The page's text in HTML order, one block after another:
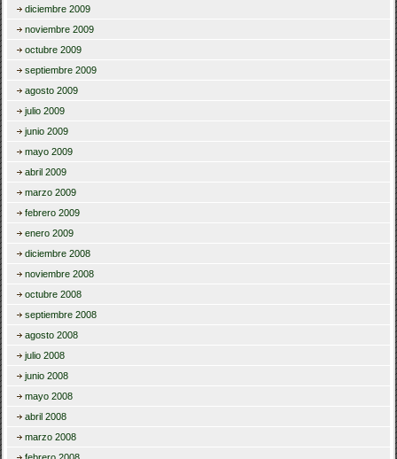
diciembre 2009
noviembre 2009
octubre 2009
septiembre 2009
agosto 2009
julio 2009
junio 2009
mayo 2009
abril 2009
marzo 2009
febrero 2009
enero 2009
diciembre 2008
noviembre 2008
octubre 2008
septiembre 2008
agosto 2008
julio 2008
junio 2008
mayo 2008
abril 2008
marzo 2008